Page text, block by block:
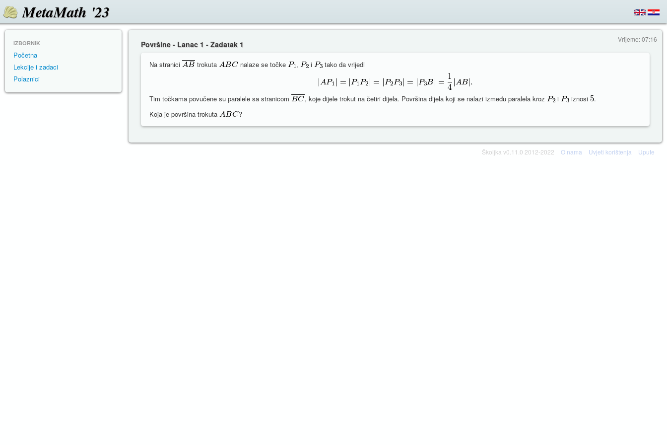
MetaMath '23
IZBORNIK
Početna
Lekcije i zadaci
Polaznici
Vrijeme: 07:16
Površine - Lanac 1 - Zadatak 1
Na stranici trokuta nalaze se točke , i tako da vrijedi
Tim točkama povučene su paralele sa stranicom , koje dijele trokut na četiri dijela. Površina dijela koji se nalazi između paralela kroz i iznosi
.
Koja je površina trokuta
?
Školjka v0.11.0 2012-2022 O nama Uvjeti korištenja Upute